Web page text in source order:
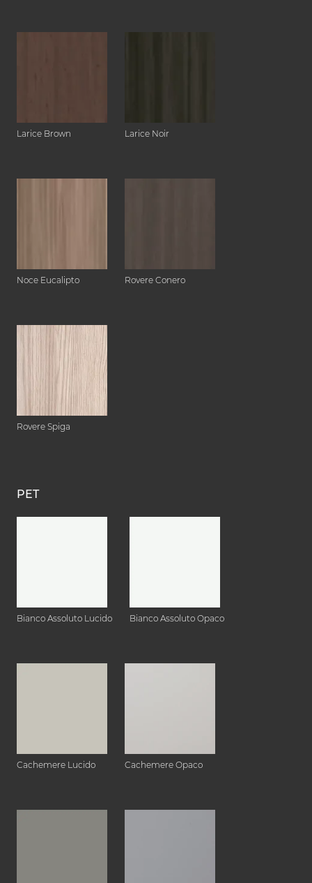
Larice Brown Larice Noir
Noce Eucalipto Rovere Conero
Rovere Spiga
PET
Bianco Assoluto Lucido Bianco Assoluto Opaco
Cachemere Lucido Cachemere Opaco